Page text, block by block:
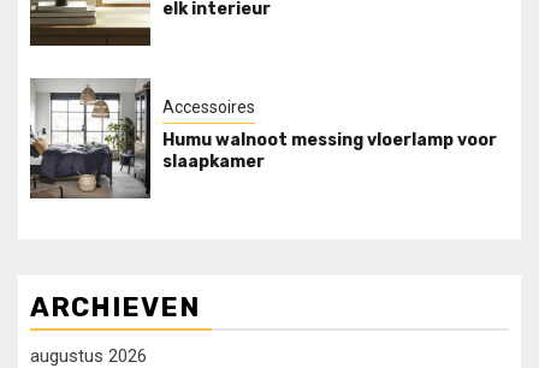
elk interieur
Accessoires
Humu walnoot messing vloerlamp voor
slaapkamer
ARCHIEVEN
augustus 2026